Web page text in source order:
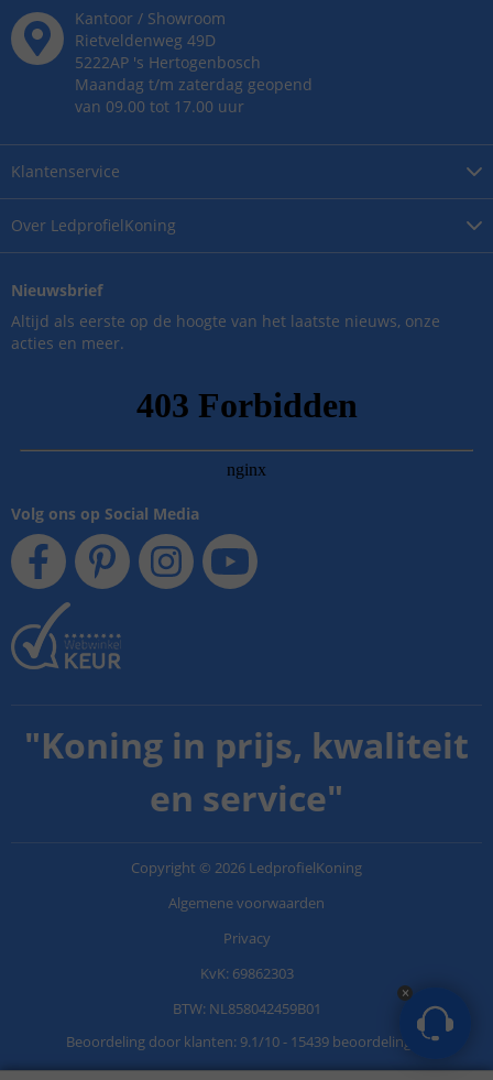
Over LedprofielKoning
Klantenservice
Kantoor / Showroom
Rietveldenweg 49D
5222AP 's Hertogenbosch
Maandag t/m zaterdag geopend
van 09.00 tot 17.00 uur
Nieuwsbrief
Altijd als eerste op de hoogte van het laatste nieuws, onze
acties en meer.
Volg ons op Social Media
"Koning in prijs, kwaliteit
en service"
Copyright © 2026 LedprofielKoning
Algemene voorwaarden
Privacy
KvK: 69862303
BTW: NL858042459B01
Beoordeling door klanten: 9.1/10- 15439 beoordelingen